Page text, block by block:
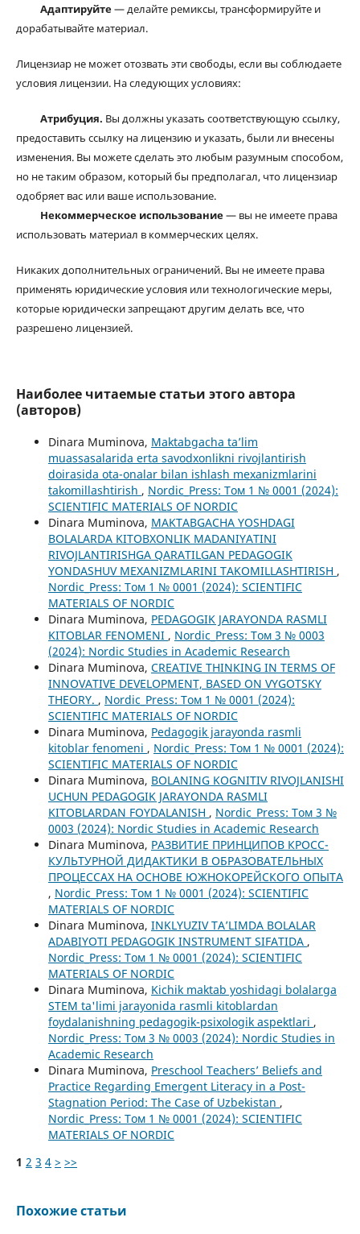
Адаптируйте— делайте ремиксы, трансформируйте и
дорабатывайте материал.
Лицензиар не может отозвать эти свободы, если вы соблюдаете
условия лицензии. На следующих условиях:
Атрибуция. Вы должны указать соответствующую ссылку,
предоставить ссылку на лицензию и указать, были ли внесены
изменения. Вы можете сделать это любым разумным способом,
но не таким образом, который бы предполагал, что лицензиар
одобряет вас или ваше использование.
Некоммерческое использование— вы не имеете права
использовать материал в коммерческих целях.
Никаких дополнительных ограничений. Вы не имеете права
применять юридические условия или технологические меры,
которые юридически запрещают другим делать все, что
разрешено лицензией.
Наиболее читаемые статьи этого автора
(авторов)
Dinara Muminova, Maktabgacha ta’lim
muassasalarida erta savodxonlikni rivojlantirish
doirasida ota-onalar bilan ishlash mexanizmlarini
takomillashtirish , Nordic_Press: Том 1 № 0001 (2024):
SCIENTIFIC MATERIALS OF NORDIC
Dinara Muminova, MAKTABGACHA YOSHDAGI
BOLALARDA KITOBXONLIK MADANIYATINI
RIVOJLANTIRISHGA QARATILGAN PEDAGOGIK
YONDASHUV MEXANIZMLARINI TAKOMILLASHTIRISH ,
Nordic_Press: Том 1 № 0001 (2024): SCIENTIFIC
MATERIALS OF NORDIC
Dinara Muminova, PEDAGOGIK JARAYONDA RASMLI
KITOBLAR FENOMENI , Nordic_Press: Том 3 № 0003
(2024): Nordic Studies in Academic Research
Dinara Muminova, CREATIVE THINKING IN TERMS OF
INNOVATIVE DEVELOPMENT, BASED ON VYGOTSKY
THEORY. , Nordic_Press: Том 1 № 0001 (2024):
SCIENTIFIC MATERIALS OF NORDIC
Dinara Muminova, Pedagogik jarayonda rasmli
kitoblar fenomeni , Nordic_Press: Том 1 № 0001 (2024):
SCIENTIFIC MATERIALS OF NORDIC
Dinara Muminova, BOLANING KOGNITIV RIVOJLANISHI
UCHUN PEDAGOGIK JARAYONDA RASMLI
KITOBLARDAN FOYDALANISH , Nordic_Press: Том 3 №
0003 (2024): Nordic Studies in Academic Research
Dinara Muminova, РАЗВИТИЕ ПРИНЦИПОВ КРОСС-
КУЛЬТУРНОЙ ДИДАКТИКИ В ОБРАЗОВАТЕЛЬНЫХ
ПРОЦЕССАХ НА ОСНОВЕ ЮЖНОКОРЕЙСКОГО ОПЫТА
, Nordic_Press: Том 1 № 0001 (2024): SCIENTIFIC
MATERIALS OF NORDIC
Dinara Muminova, INKLYUZIV TA’LIMDA BOLALAR
ADABIYOTI PEDAGOGIK INSTRUMENT SIFATIDA ,
Nordic_Press: Том 1 № 0001 (2024): SCIENTIFIC
MATERIALS OF NORDIC
Dinara Muminova, Kichik maktab yoshidagi bolalarga
STEM ta'limi jarayonida rasmli kitoblardan
foydalanishning pedagogik-psixologik aspektlari ,
Nordic_Press: Том 3 № 0003 (2024): Nordic Studies in
Academic Research
Dinara Muminova, Preschool Teachers’ Beliefs and
Practice Regarding Emergent Literacy in a Post-
Stagnation Period: The Case of Uzbekistan ,
Nordic_Press: Том 1 № 0001 (2024): SCIENTIFIC
MATERIALS OF NORDIC
1 2 3 4 > >>
Похожие статьи